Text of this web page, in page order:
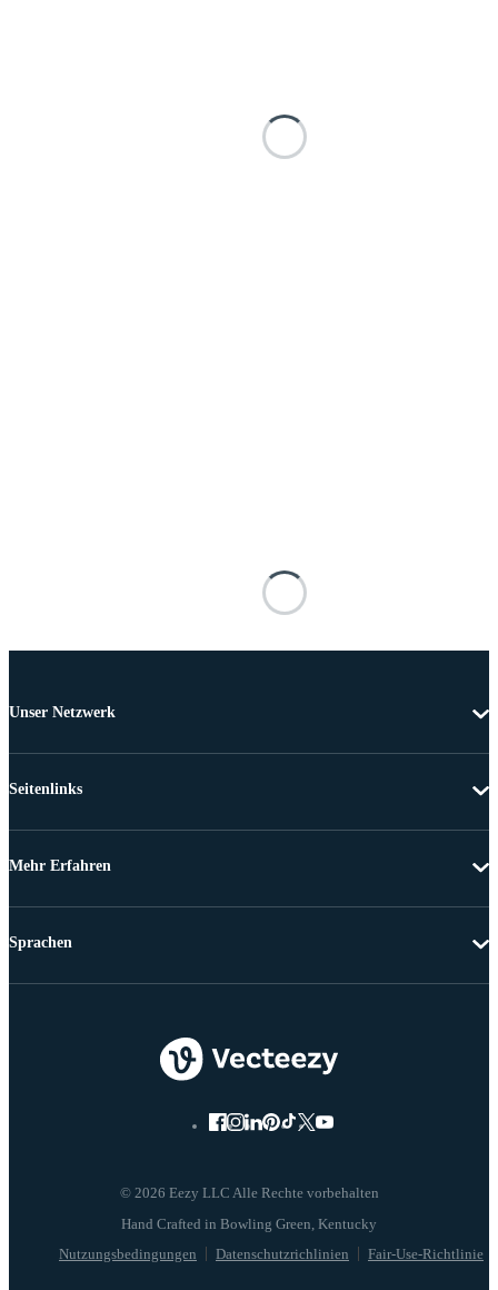
Unser Netzwerk
Seitenlinks
Mehr Erfahren
© 2026 Eezy LLC Alle Rechte vorbehalten
Nutzungsbedingungen Datenschutzrichlinien Fair-Use-Richtlinie
Sprachen